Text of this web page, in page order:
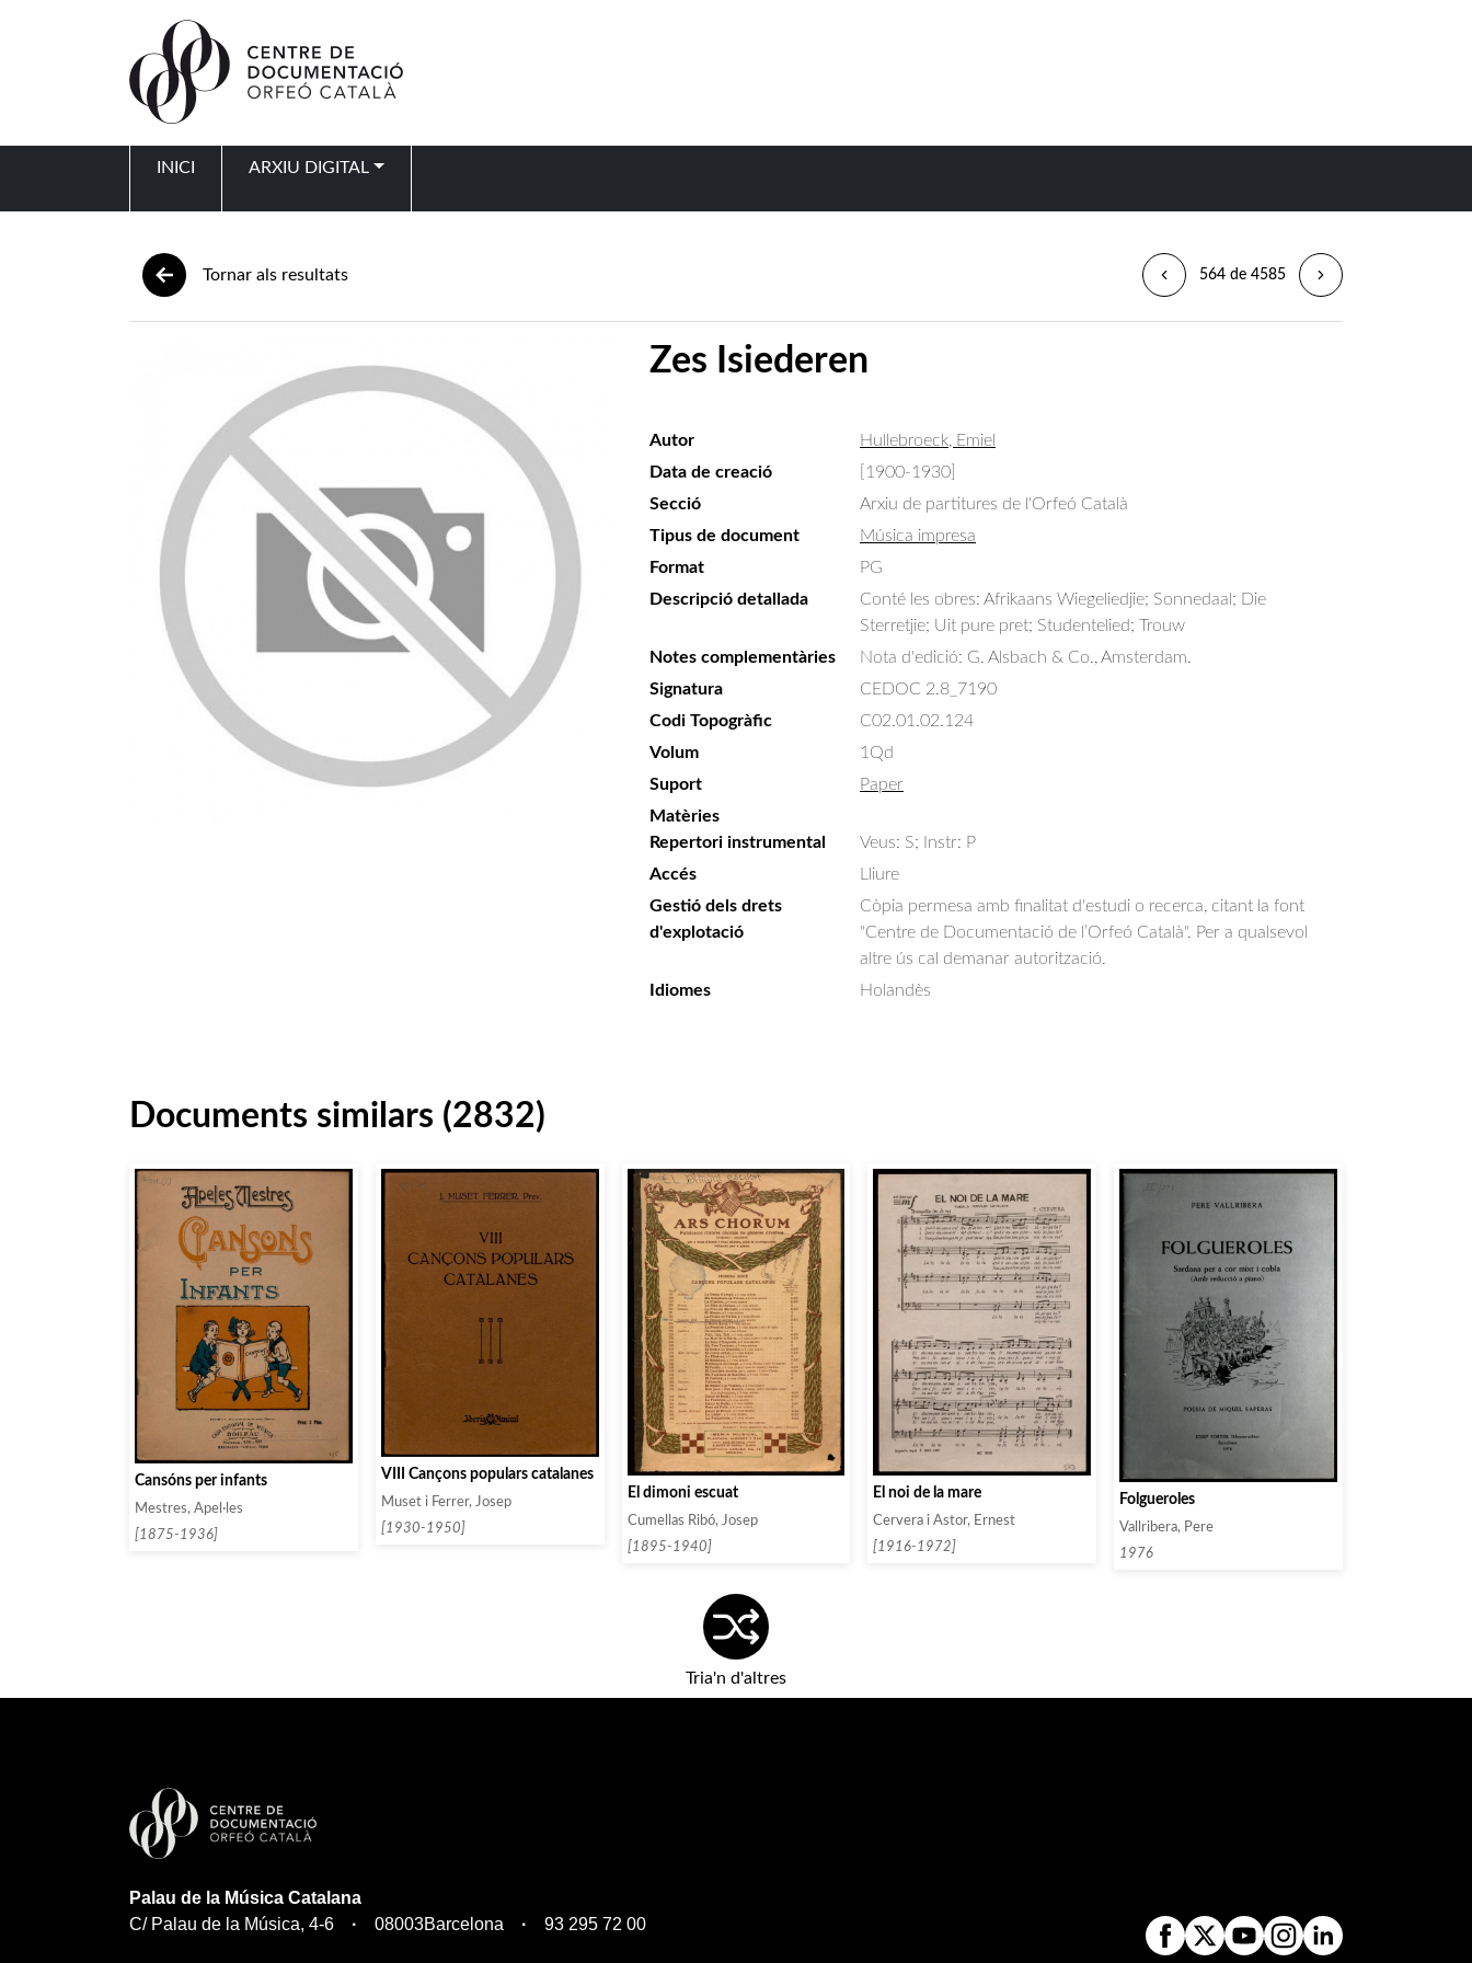
INICI ARXIU DIGITAL
Tornar als resultats 564 de 4585
Zes Isiederen
Autor
Hullebroeck, Emiel
Data de creació
[1900-1930]
Secció
Arxiu de partitures de l'Orfeó Català
Tipus de document
Música impresa
Format
PG
Descripció detallada
Conté les obres: Afrikaans Wiegeliedjie; Sonnedaal; Die
Sterretjie; Uit pure pret; Studentelied; Trouw
Notes complementàries
Nota d'edició: G. Alsbach & Co., Amsterdam.
Signatura
CEDOC 2.8_7190
Codi Topogràfic
C02.01.02.124
Volum
1Qd
Suport
Paper
Matèries
Repertori instrumental
Veus: S; Instr: P
Accés
Lliure
Gestió dels drets
d'explotació
Còpia permesa amb finalitat d'estudi o recerca, citant la font
"Centre de Documentació de l’Orfeó Català". Per a qualsevol
altre ús cal demanar autorització.
Idiomes
Holandès
Documents similars (2832)
Cansóns per infants
Mestres, Apel·les
[1875-1936]
VIII Cançons populars catalanes
Muset i Ferrer, Josep
[1930-1950]
El dimoni escuat
Cumellas Ribó, Josep
[1895-1940]
El noi de la mare
Cervera i Astor, Ernest
[1916-1972]
Folgueroles
Vallribera, Pere
1976
Tria'n d'altres
Palau de la Música Catalana
C/ Palau de la Música, 4-6
08003Barcelona 93 295 72 00